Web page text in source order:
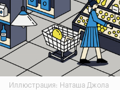
Иллюстрация: Наташа Джола